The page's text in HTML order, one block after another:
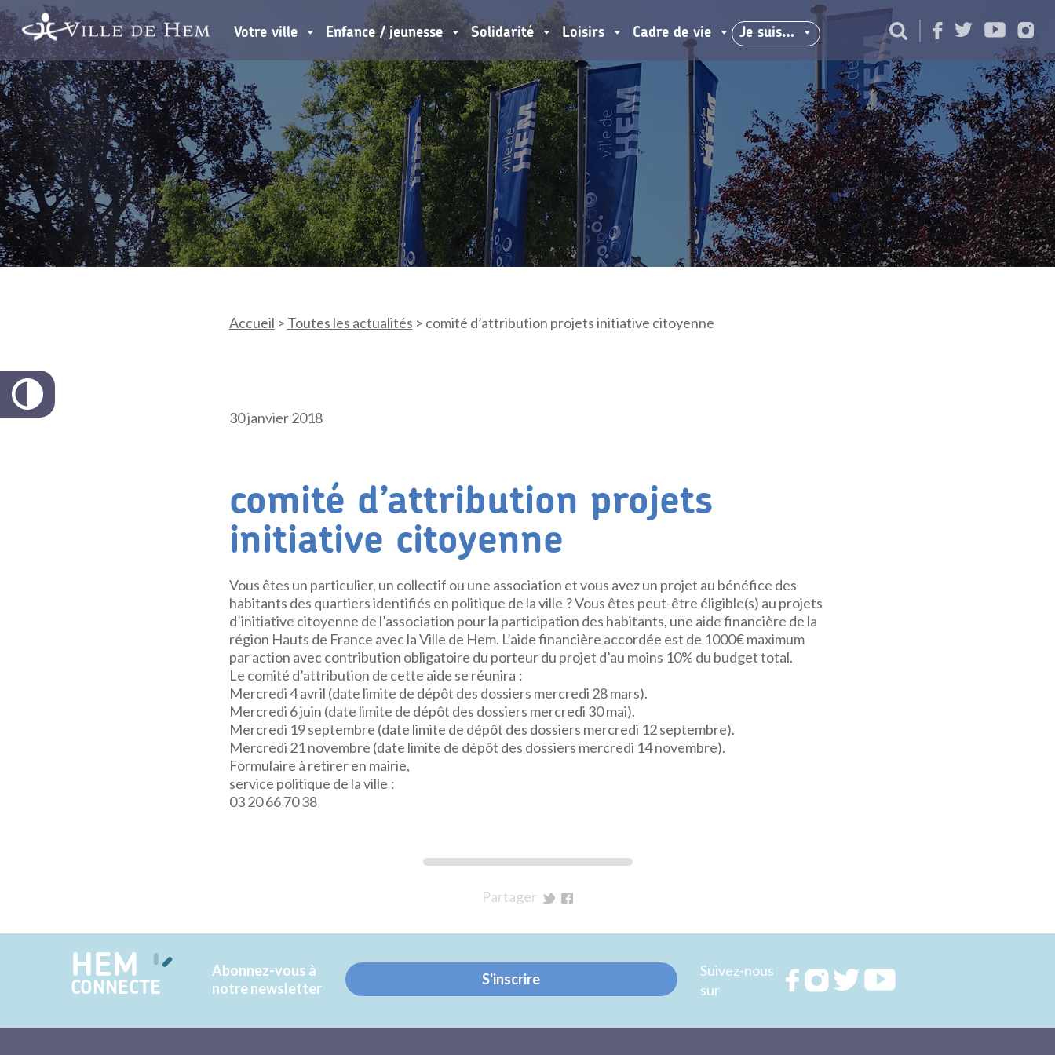
Votre ville Enfance / jeunesse Solidarité Loisirs Cadre de vie Je suis…
Accueil > Toutes les actualités > comité d’attribution projets initiative citoyenne
30 janvier 2018
comité d’attribution projets
initiative citoyenne
Vous êtes un particulier, un collectif ou une association et vous avez un projet au bénéfice des
habitants des quartiers identifiés en politique de la ville ? Vous êtes peut-être éligible(s) au projets
d’initiative citoyenne de l’association pour la participation des habitants, une aide financière de la
région Hauts de France avec la Ville de Hem. L’aide financière accordée est de 1000€ maximum
par action avec contribution obligatoire du porteur du projet d’au moins 10% du budget total.
Le comité d’attribution de cette aide se réunira :
Mercredi 4 avril (date limite de dépôt des dossiers mercredi 28 mars).
Mercredi 6 juin (date limite de dépôt des dossiers mercredi 30 mai).
Mercredi 19 septembre (date limite de dépôt des dossiers mercredi 12 septembre).
Mercredi 21 novembre (date limite de dépôt des dossiers mercredi 14 novembre).
Formulaire à retirer en mairie,
service politique de la ville :
03 20 66 70 38
Partager
Twitter
Facebook
HEM
CONNECTE
Abonnez-vous à
notre newsletter
S'inscrire
Suivez-nous
sur
RejoignezRejoignezRejoignez